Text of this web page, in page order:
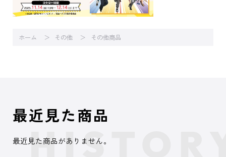
ホーム その他 その他商品
最近見た商品
最近見た商品がありません。